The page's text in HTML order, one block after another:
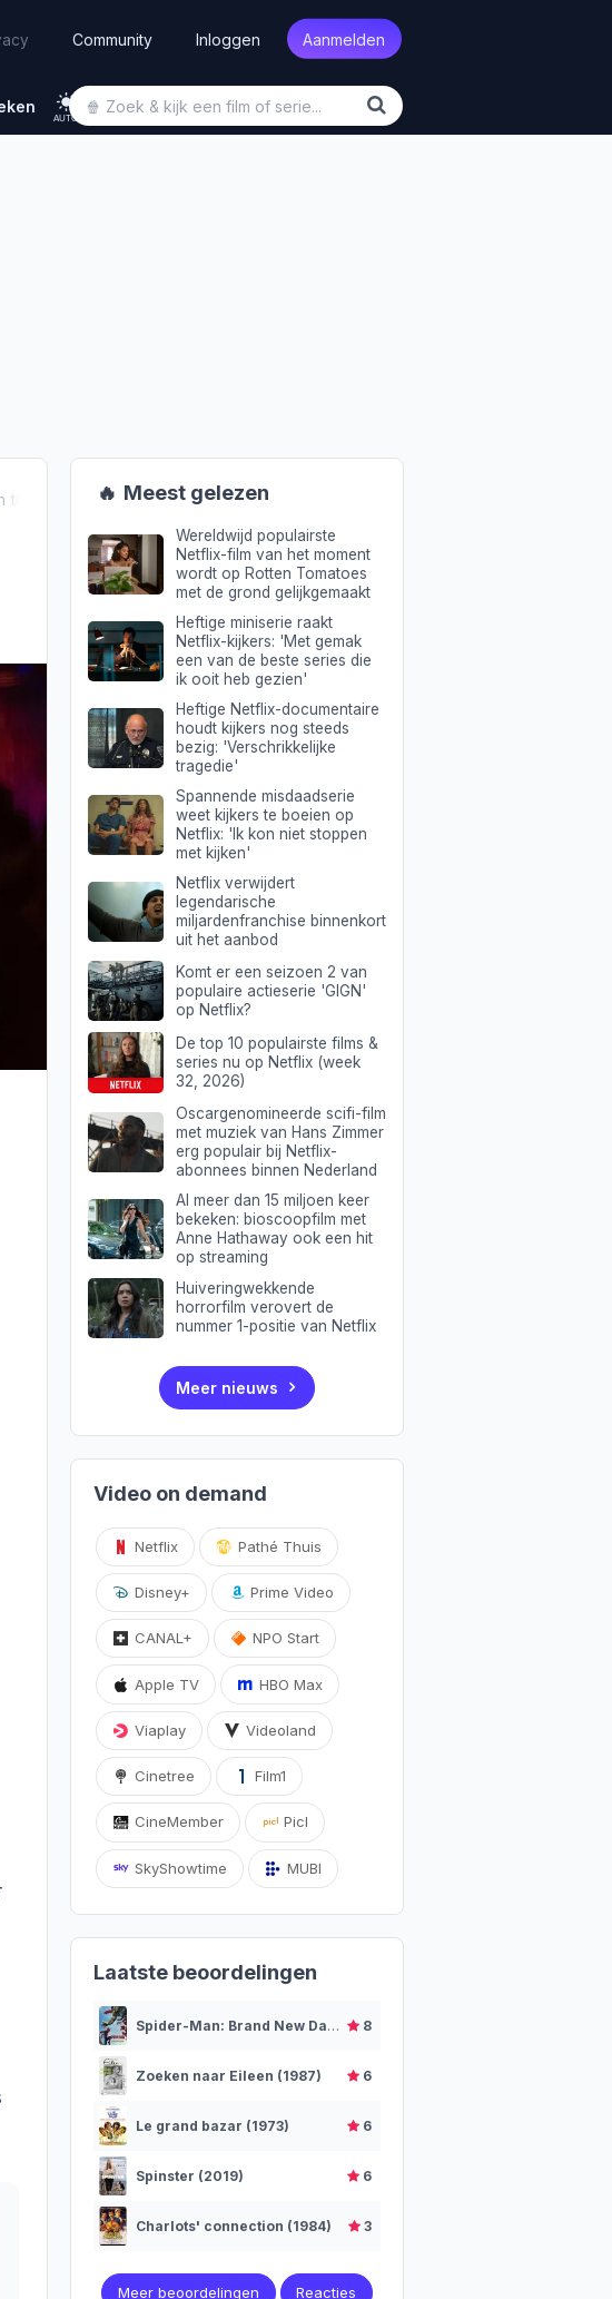
Community Inloggen Aanmelden
AUTO
thriller 'Verity'
🔥 Meest gelezen
Wereldwijd populairste
Netflix-film van het moment
wordt op Rotten Tomatoes
met de grond gelijkgemaakt
Heftige miniserie raakt
Netflix-kijkers: 'Met gemak
een van de beste series die
ik ooit heb gezien'
Heftige Netflix-documentaire
houdt kijkers nog steeds
bezig: 'Verschrikkelijke
tragedie'
Spannende misdaadserie
weet kijkers te boeien op
Netflix: 'Ik kon niet stoppen
met kijken'
Netflix verwijdert
legendarische
miljardenfranchise binnenkort
uit het aanbod
Komt er een seizoen 2 van
populaire actieserie 'GIGN'
op Netflix?
De top 10 populairste films &
series nu op Netflix (week
32, 2026)
Oscargenomineerde scifi-film
met muziek van Hans Zimmer
erg populair bij Netflix-
abonnees binnen Nederland
Al meer dan 15 miljoen keer
bekeken: bioscoopfilm met
Anne Hathaway ook een hit
op streaming
Huiveringwekkende
horrorfilm verovert de
nummer 1-positie van Netflix
Meer nieuws
Video on demand
Netflix Pathé Thuis
Disney+ Prime Video
CANAL+ NPO Start
Apple TV HBO Max
Viaplay Videoland
Cinetree Film1
CineMember Picl
SkyShowtime MUBI
Laatste beoordelingen
Spider-Man: Brand New Day (2026) 8
Zoeken naar Eileen (1987) 6
Le grand bazar (1973) 6
Spinster (2019) 6
Charlots' connection (1984) 3
Meer beoordelingen Reacties